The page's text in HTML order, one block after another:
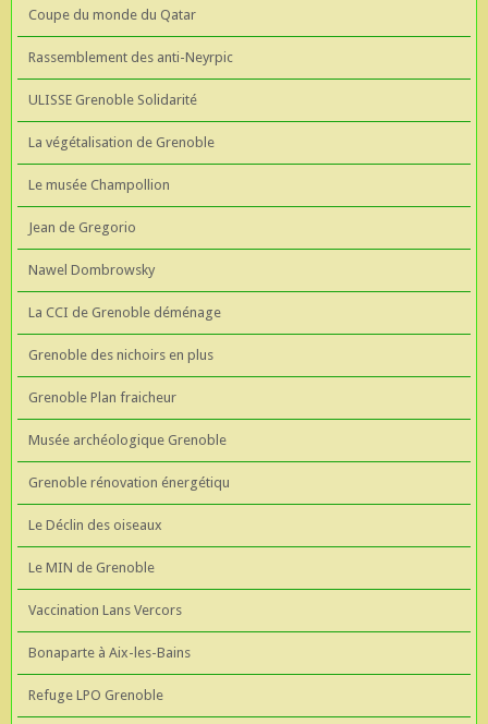
Coupe du monde du Qatar
Rassemblement des anti-Neyrpic
ULISSE Grenoble Solidarité
La végétalisation de Grenoble
Le musée Champollion
Jean de Gregorio
Nawel Dombrowsky
La CCI de Grenoble déménage
Grenoble des nichoirs en plus
Grenoble Plan fraicheur
Musée archéologique Grenoble
Grenoble rénovation énergétiqu
Le Déclin des oiseaux
Le MIN de Grenoble
Vaccination Lans Vercors
Bonaparte à Aix-les-Bains
Refuge LPO Grenoble